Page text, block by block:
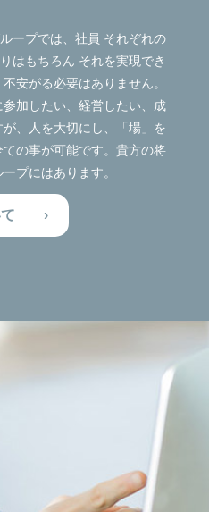
ープでは、社員 それぞれの
はもちろん それを実現でき
安がる必要はありません。
加したい、経営したい、成
、人を大切にし、「場」を
の事が可能です。貴方の将
プにはあります。
›